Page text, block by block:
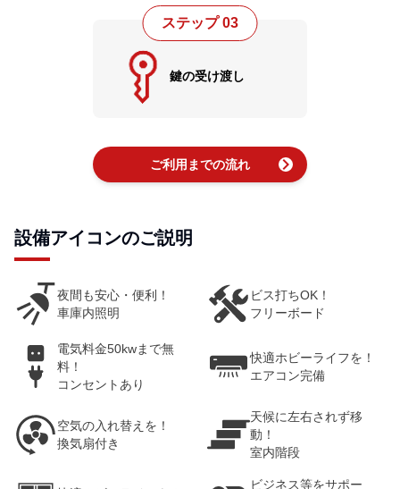
ステップ 03
鍵の受け渡し
ご利用までの流れ chevron_right
設備アイコンのご説明
夜間も安心・便利！
車庫内照明
ビス打ちOK！
フリーボード
電気料金50kwまで無
料！
コンセントあり
快適ホビーライフを！
エアコン完備
空気の入れ替えを！
換気扇付き
天候に左右されず移
動！
室内階段
ビジネス等をサポー